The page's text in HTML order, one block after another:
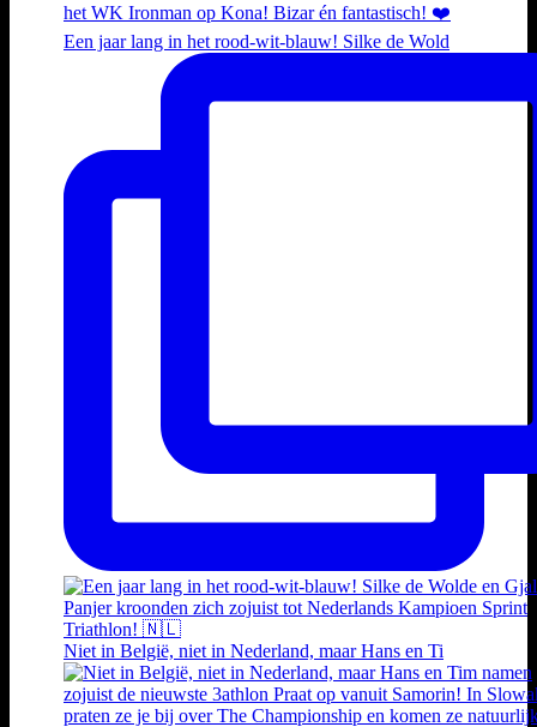
Een jaar lang in het rood-wit-blauw! Silke de Wold
Niet in België, niet in Nederland, maar Hans en Ti